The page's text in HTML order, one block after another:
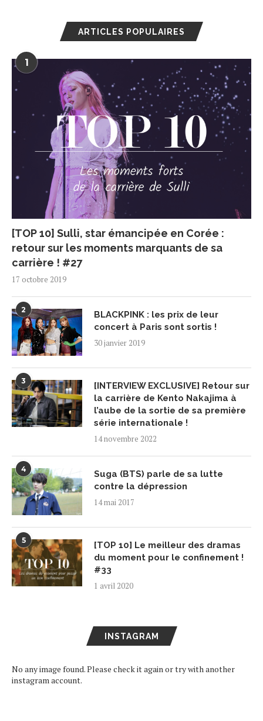
ARTICLES POPULAIRES
1
[TOP 10] Sulli, star émancipée en Corée :
retour sur les moments marquants de sa
carrière ! #27
17 octobre 2019
2
BLACKPINK : les prix de leur
concert à Paris sont sortis !
30 janvier 2019
3
[INTERVIEW EXCLUSIVE] Retour sur
la carrière de Kento Nakajima à
l’aube de la sortie de sa première
série internationale !
14 novembre 2022
4
Suga (BTS) parle de sa lutte
contre la dépression
14 mai 2017
5
[TOP 10] Le meilleur des dramas
du moment pour le confinement !
#33
1 avril 2020
INSTAGRAM
No any image found. Please check it again or try with another
instagram account.